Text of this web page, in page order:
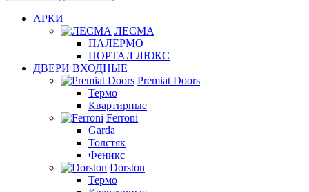
АРКИ
ЛЕСМА
ПАЛЕРМО
ПОРТАЛ ЛЮКС
ДВЕРИ ВХОДНЫЕ
Premiat Doors
Термо
Квартирные
Ferroni
Garda
Толстяк
Феникс
Dorston
Термо